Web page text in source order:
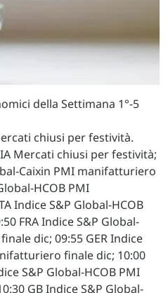
della Settimana 1°-5
chiusi per festività.
Mercati chiusi per festività;
Caixin PMI manifatturiero
HCOB PMI
Indice S&P Global-HCOB
FRA Indice S&P Global-
dic; 09:55 GER Indice
finale dic; 10:00
S&P Global-HCOB PMI
GB Indice S&P Global-